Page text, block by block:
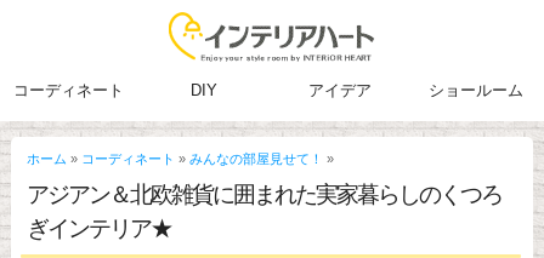
コーディネート DIY アイデア ショールーム
ホーム » コーディネート » みんなの部屋見せて！ »
アジアン＆北欧雑貨に囲まれた実家暮らしのくつろ
ぎインテリア★